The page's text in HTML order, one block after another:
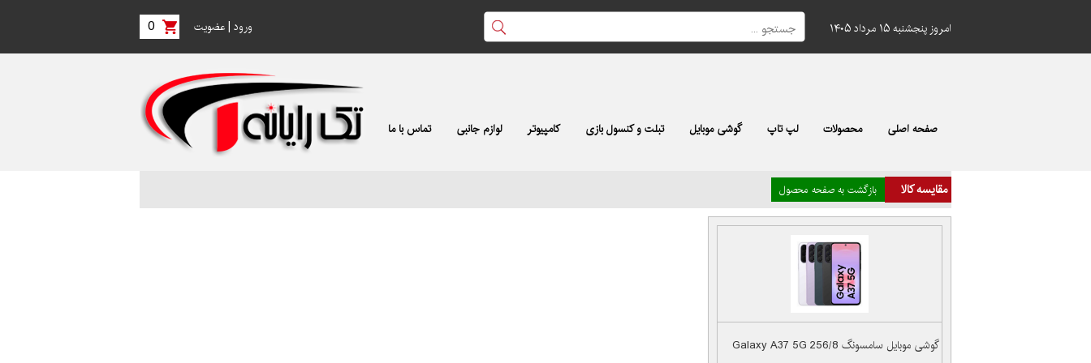
امروز پنجشنبه ۱۵ مرداد ۱۴۰۵ 0 ورود |عضویت
صفحه اصلی محصولات لپ تاپ گوشی موبایل تبلت و کنسول بازی کامپیوتر لوازم جانبی تماس با ما
مقایسه کالا بازگشت به صفحه محصول
گوشی موبایل سامسونگ Galaxy A37 5G 256/8